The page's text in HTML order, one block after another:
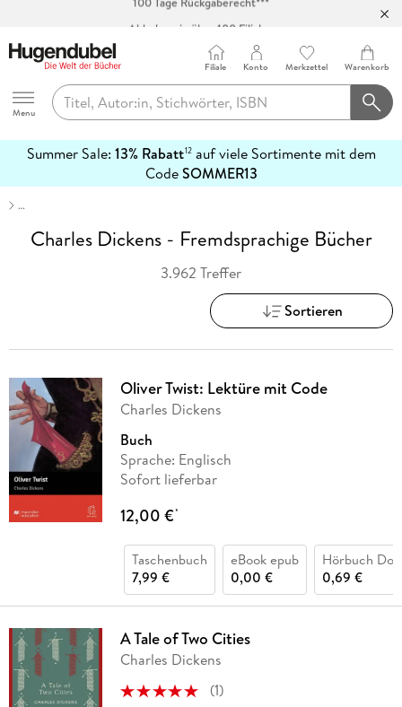
Abholung in über 100 Filialen
Hugendubel
Menu
Filiale Konto Merkzettel Warenkorb
Summer Sale: 13% Rabatt12auf viele Sortimente mit dem
CodeSOMMER13
erfahren
…
Charles Dickens - Fremdsprachige Bücher
3.962 Treffer
Sortieren
Oliver Twist: Lektüre mit Code
Charles Dickens
Buch
Sprache: Englisch
Sofort lieferbar
12,00 €*
Taschenbuch
7,99 €
eBook epub
0,00 €
Hörbuch
0,69 €
A Tale of Two Cities
Charles Dickens
(1)